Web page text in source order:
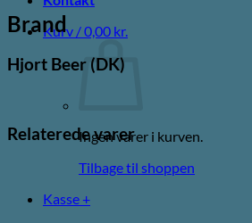
Kurv /0,00 kr.
Ingen varer i kurven.
Tilbage til shoppen
Kasse +
Brand
Hjort Beer (DK)
Relaterede varer